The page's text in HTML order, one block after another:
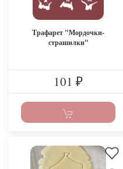
Трафарет "Мордочки-
страшилки"
101 ₽